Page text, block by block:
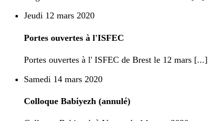
Jeudi 12 mars 2020
Portes ouvertes à l'ISFEC
Portes ouvertes à l' ISFEC de Brest le 12 mars [...]
Samedi 14 mars 2020
Colloque Babiyezh (annulé)